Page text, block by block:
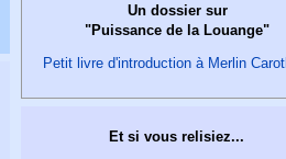
Un dossier sur
"Puissance de la Louange"
Petit livre d'introduction à Merlin
Et si vous relisiez...